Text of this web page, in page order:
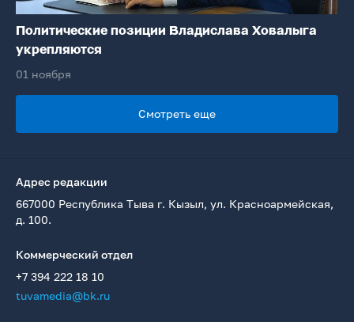
Политические позиции Владислава Ховалыга
укрепляются
01 ноября
Смотреть еще
Адрес редакции
667000 Республика Тыва г. Кызыл, ул. Красноармейская,
д. 100.
Коммерческий отдел
+7 394 222 18 10
tuvamedia@bk.ru